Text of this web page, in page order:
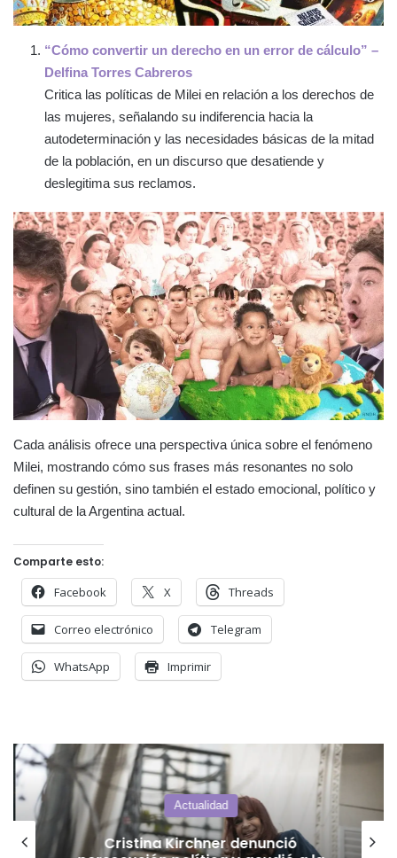
“Cómo convertir un derecho en un error de cálculo” –
Delfina Torres Cabreros
Critica las políticas de Milei en relación a los derechos de
las mujeres, señalando su indiferencia hacia la
autodeterminación y las necesidades básicas de la mitad
de la población, en un discurso que desatiende y
deslegitima sus reclamos.
Cada análisis ofrece una perspectiva única sobre el fenómeno
Milei, mostrando cómo sus frases más resonantes no solo
definen su gestión, sino también el estado emocional, político y
cultural de la Argentina actual.
Comparte esto:
Facebook X Threads
Correo electrónico Telegram
WhatsApp Imprimir
Actualidad
Cristina Kirchner denunció